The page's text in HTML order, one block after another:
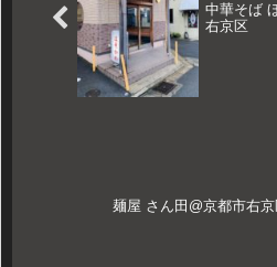
中華そば
右京区
麺屋 さん田@京都市右京